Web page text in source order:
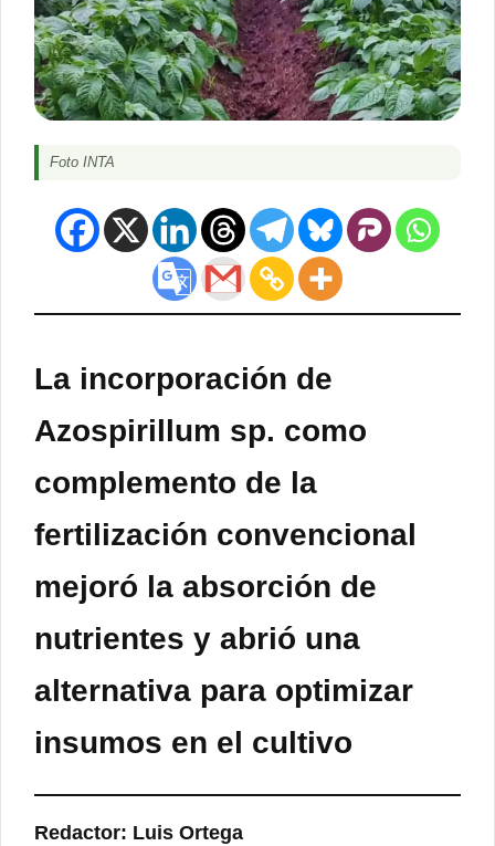
Foto INTA
La incorporación de
Azospirillum sp. como
complemento de la
fertilización convencional
mejoró la absorción de
nutrientes y abrió una
alternativa para optimizar
insumos en el cultivo
Redactor: Luis Ortega